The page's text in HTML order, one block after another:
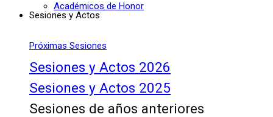
Académicos de Honor
Sesiones y Actos
Próximas Sesiones
Sesiones y Actos 2026
Sesiones y Actos 2025
Sesiones de años anteriores